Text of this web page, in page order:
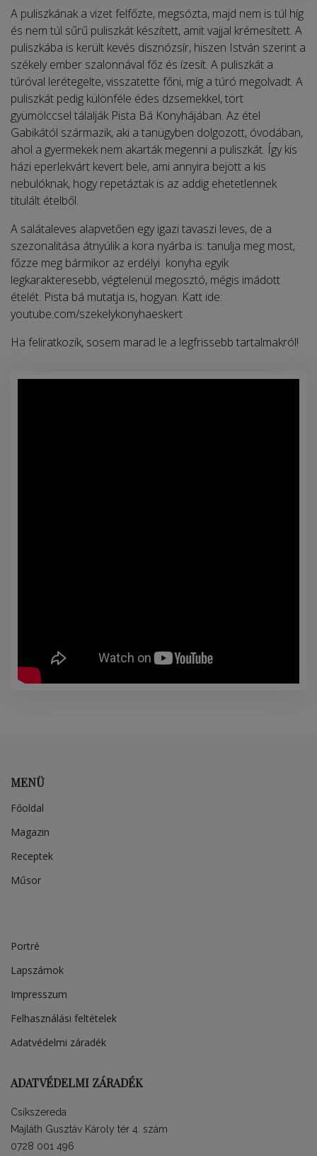
A puliszkának a vizet felfőzte, megsózta, majd nem is túl híg
és nem túl sűrű puliszkát készített, amit vajjal krémesített. A
puliszkába is került kevés disznózsír, hiszen István szerint a
székely ember szalonnával főz és ízesít. A puliszkát a
túróval lerétegelte, visszatette főni, míg a túró megolvadt. A
puliszkát pedig különféle édes dzsemekkel, tört
gyümölccsel tálalják Pista Bá Konyhájában. Az étel
Gabikától származik, aki a tanügyben dolgozott, óvodában,
ahol a gyermekek nem akarták megenni a puliszkát. Így kis
házi eperlekvárt kevert bele, ami annyira bejött a kis
nebulóknak, hogy repetáztak is az addig ehetetlennek
titulált ételből.
A salátaleves alapvetően egy igazi tavaszi leves, de a
szezonalitása átnyúlik a kora nyárba is: tanulja meg most,
főzze meg bármikor az erdélyi konyha egyik
legkarakteresebb, végtelenül megosztó, mégis imádott
ételét. Pista bá mutatja is, hogyan. Katt ide:
youtube.com/szekelykonyhaeskert
Ha feliratkozik, sosem marad le a legfrissebb tartalmakról!
MENÜ
Főoldal
Magazin
Receptek
Műsor
Portré
Lapszámok
Impresszum
Felhasználási feltételek
Adatvédelmi záradék
ADATVÉDELMI ZÁRADÉK
Csíkszereda
Majláth Gusztáv Károly tér 4. szám
0728 001 496